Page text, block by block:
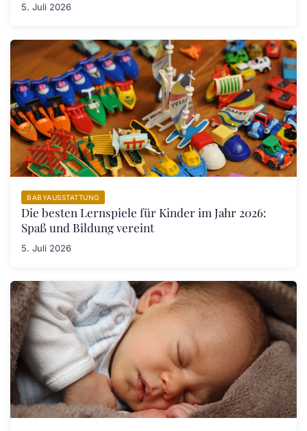
5. Juli 2026
BABYAUSSTATTUNG
Die besten Lernspiele für Kinder im Jahr 2026:
Spaß und Bildung vereint
5. Juli 2026